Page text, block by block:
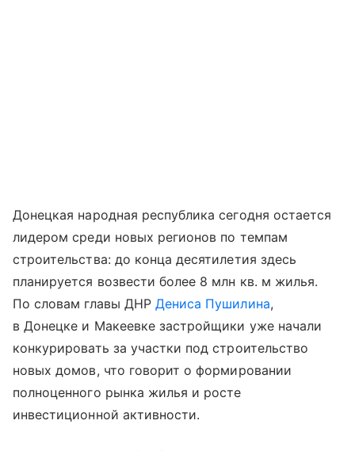
Донецкая народная республика сегодня остается
лидером среди новых регионов по темпам
строительства: до конца десятилетия здесь
планируется возвести более 8 млн кв. м жилья.
По словам главы ДНР Дениса Пушилина,
в Донецке и Макеевке застройщики уже начали
конкурировать за участки под строительство
новых домов, что говорит о формировании
полноценного рынка жилья и росте
инвестиционной активности.